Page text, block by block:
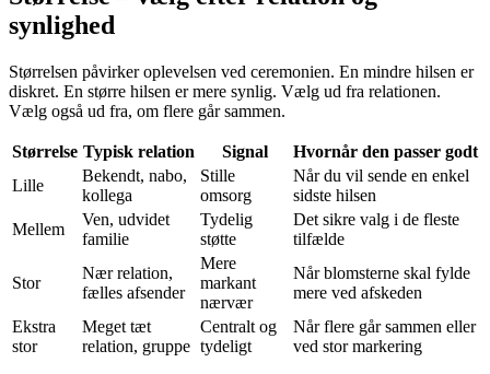
synlighed
Størrelsen påvirker oplevelsen ved ceremonien. En mindre hilsen er
diskret. En større hilsen er mere synlig. Vælg ud fra relationen.
Vælg også ud fra, om flere går sammen.
Størrelse Typisk relation Signal
Hvornår den passer godt
Lille
Bekendt, nabo,
kollega
Stille
omsorg
Når du vil sende en enkel
sidste hilsen
Mellem
Ven, udvidet
familie
Tydelig
støtte
Det sikre valg i de fleste
tilfælde
Stor
Nær relation,
fælles afsender
Mere
markant
nærvær
Når blomsterne skal fylde
mere ved afskeden
Ekstra
stor
Meget tæt
relation, gruppe
Centralt og
tydeligt
Når flere går sammen eller
ved stor markering